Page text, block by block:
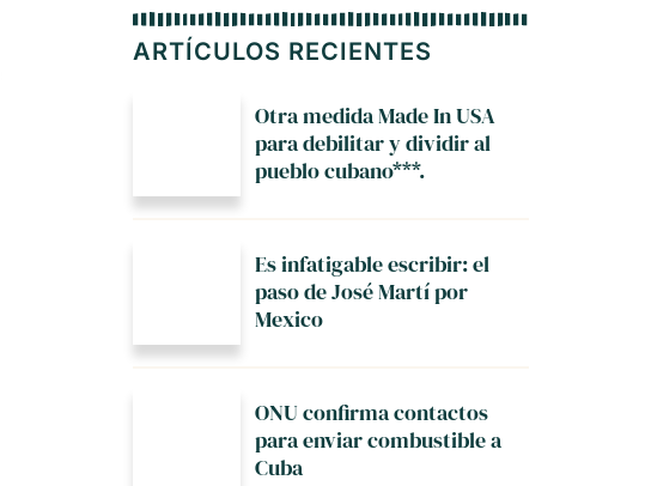
ARTÍCULOS RECIENTES
Otra medida Made In USA
para debilitar y dividir al
pueblo cubano***.
Es infatigable escribir: el
paso de José Martí por
Mexico
ONU confirma contactos
para enviar combustible a
Cuba